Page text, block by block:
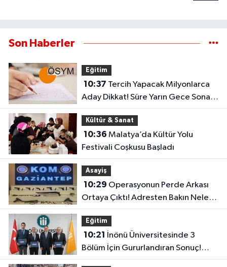
Son Haberler
Eğitim
10:37
Aday Dikkat! Süre Yarın Gece Sona
Eriyor
Kültür & Sanat
10:36
Festivali Coşkusu Başladı
Asayiş
10:29
Ortaya Çıktı! Adresten Bakın Neler
Çıktı
Eğitim
10:21
Bölüm İçin Gururlandıran Sonuç!
2028’e Kadar Geçerli